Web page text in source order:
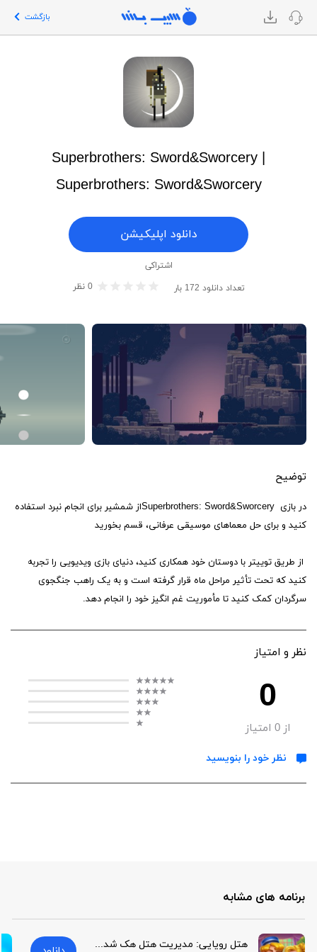
بازگشت
Superbrothers: Sword&Sworcery |
Superbrothers: Sword&Sworcery
دانلود اپلیکیشن
اشتراکی
تعداد دانلود 172 بار 0 نظر
توضیح
در بازی Superbrothers: Sword&Sworceryاز شمشیر برای انجام نبرد استفاده
کنید و برای حل معماهای موسیقی عرفانی، قسم بخورید
از طریق توییتر با دوستان خود همکاری کنید، دنیای بازی ویدیویی را تجربه
کنید که تحت تأثیر مراحل ماه قرار گرفته است و به یک راهب جنگجوی
سرگردان کمک کنید تا مأموریت غم انگیز خود را انجام دهد.
نظر و امتیاز
0
از0 امتیاز
نظر خود را بنویسید
برنامه های مشابه
هتل رویایی: مدیریت هتل هک شده | Dream Hotel: Hotel Manager Hack